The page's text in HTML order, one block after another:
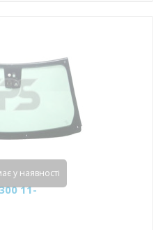
11-
у наявності